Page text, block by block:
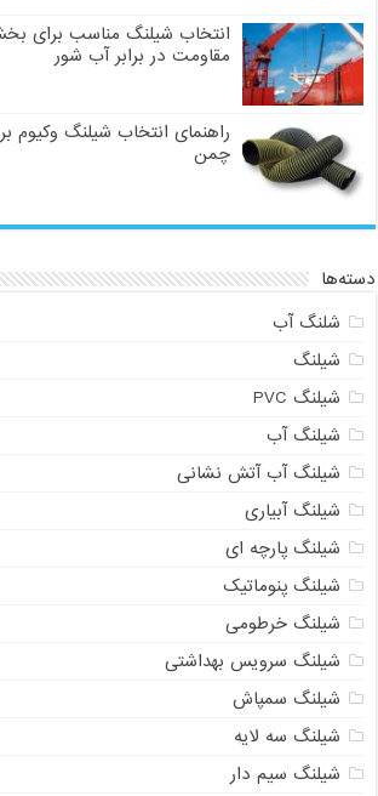
انتخاب شیلنگ مناسب برای
مقاومت در برابر آب شور
راهنمای انتخاب شیلنگ وکیوم
چمن
دسته‌ها
شلنگ آب
شیلنگ
شیلنگ PVC
شیلنگ آب
شیلنگ آب آتش نشانی
شیلنگ آبیاری
شیلنگ پارچه ای
شیلنگ پنوماتیک
شیلنگ خرطومی
شیلنگ سرویس بهداشتی
شیلنگ سمپاش
شیلنگ سه لایه
شیلنگ سیم دار